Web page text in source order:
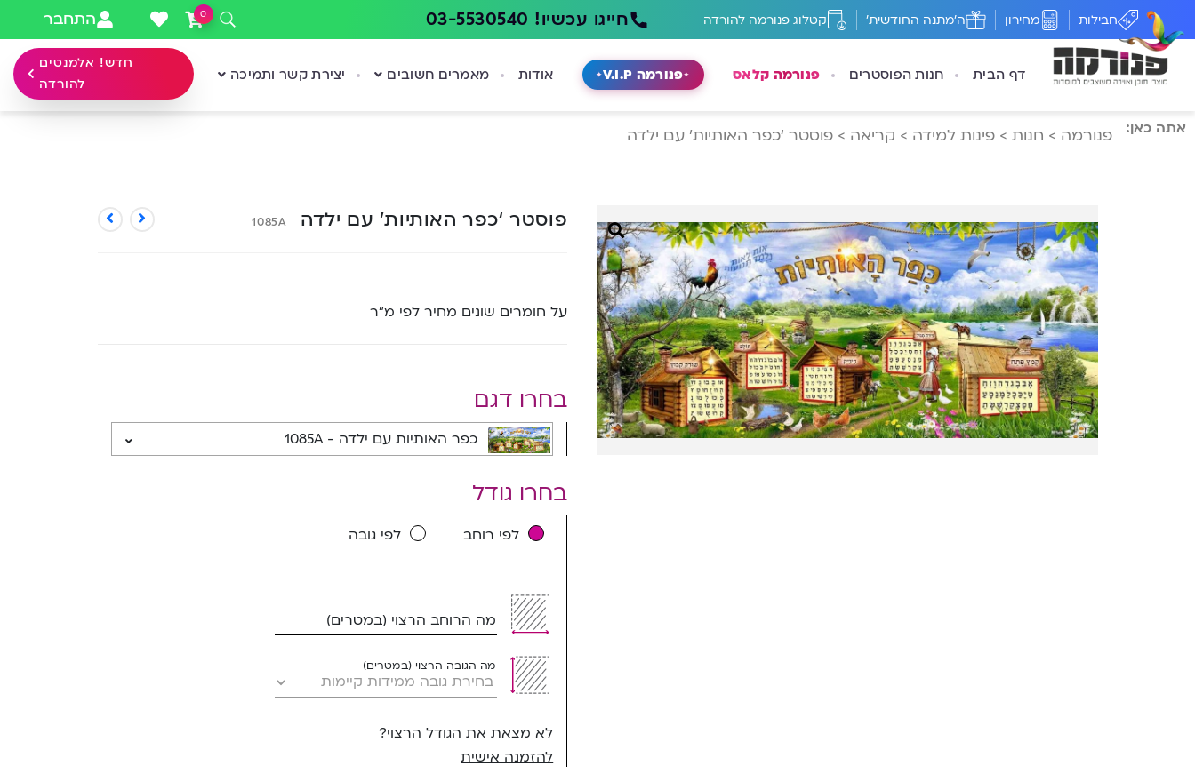
חבילות מחירון ה'מתנה החודשית' קטלוג פנורמה להורדה חייגו עכשיו! 03-5530540 0 התחבר
דף הבית חנות הפוסטרים פנורמה קלאס פנורמה V.I.P אודות מאמרים חשובים יצירת קשר ותמיכה
חדש! אלמנטים
להורדה
אתה כאן: פנורמה > חנות > פינות למידה > קריאה > פוסטר ‘כפר האותיות’ עם ילדה
פוסטר ‘כפר האותיות’ עם ילדה 1085A
על חומרים שונים מחיר לפי מ”ר
בחרו דגם
בחרו גודל
לפי רוחב לפי גובה
מה הרוחב הרצוי (במטרים)
מה הגובה הרצוי (במטרים)
לא מצאת את הגודל הרצוי?
להזמנה אישית